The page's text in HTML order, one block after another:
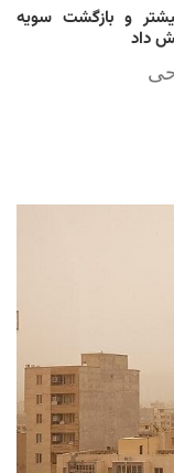
و بازگشت سویه